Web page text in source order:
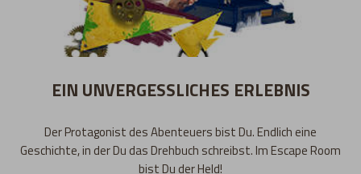
EIN UNVERGESSLICHES ERLEBNIS
Der Protagonist des Abenteuers bist Du. Endlich eine
Geschichte, in der Du das Drehbuch schreibst. Im Escape Room
bist Du der Held!